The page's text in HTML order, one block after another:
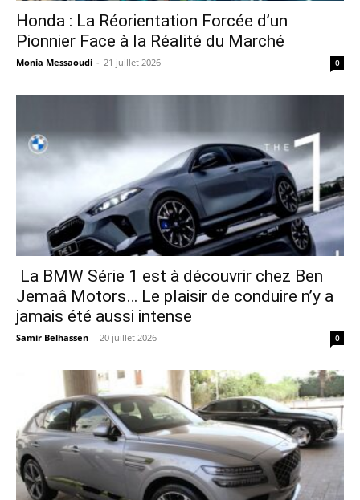
Honda : La Réorientation Forcée d’un
Pionnier Face à la Réalité du Marché
Monia Messaoudi - 21 juillet 2026 0
La BMW Série 1 est à découvrir chez Ben
Jemaâ Motors… Le plaisir de conduire n’y a
jamais été aussi intense
Samir Belhassen - 20 juillet 2026 0